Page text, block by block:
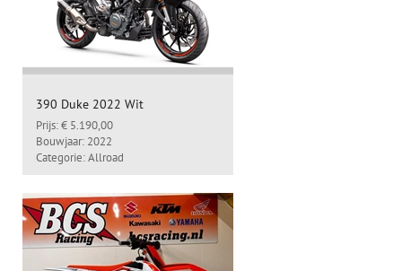
390 Duke 2022 Wit
Prijs: € 5.190,00
Bouwjaar: 2022
Categorie: Allroad